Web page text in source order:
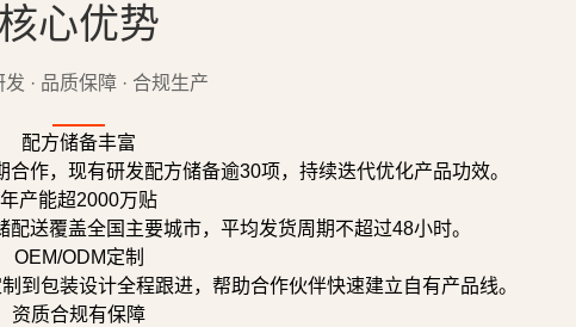
核心优势
发 · 品质保障 · 合规生产
配方储备丰富
作，现有研发配方储备逾30项，持续迭代优化产品功效。
年产能超2000万贴
送覆盖全国主要城市，平均发货周期不超过48小时。
OEM/ODM定制
到包装设计全程跟进，帮助合作伙伴快速建立自有产品线。
资质合规有保障